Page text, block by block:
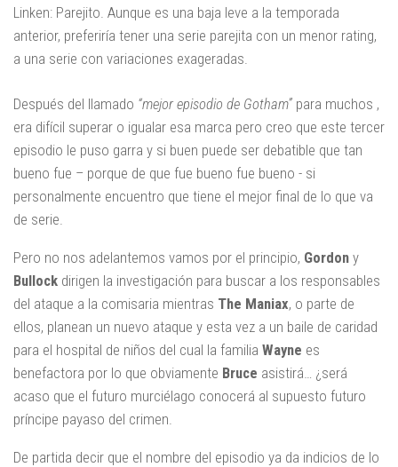
Linken: Parejito. Aunque es una baja leve a la temporada
anterior, preferiría tener una serie parejita con un menor rating,
a una serie con variaciones exageradas.
Después del llamado “mejor episodio de Gotham” para muchos ,
era difícil superar o igualar esa marca pero creo que este tercer
episodio le puso garra y si buen puede ser debatible que tan
bueno fue – porque de que fue bueno fue bueno - si
personalmente encuentro que tiene el mejor final de lo que va
de serie.
Pero no nos adelantemos vamos por el principio, Gordon y
Bullock dirigen la investigación para buscar a los responsables
del ataque a la comisaria mientras The Maniax, o parte de
ellos, planean un nuevo ataque y esta vez a un baile de caridad
para el hospital de niños del cual la familia Wayne es
benefactora por lo que obviamente Bruce asistirá… ¿será
acaso que el futuro murciélago conocerá al supuesto futuro
príncipe payaso del crimen.
De partida decir que el nombre del episodio ya da indicios de lo